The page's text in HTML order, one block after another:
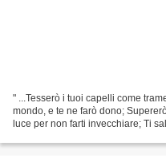
" ...Tesserò i tuoi capelli come
mondo, e te ne farò dono;
luce per non farti invecchiare; Ti